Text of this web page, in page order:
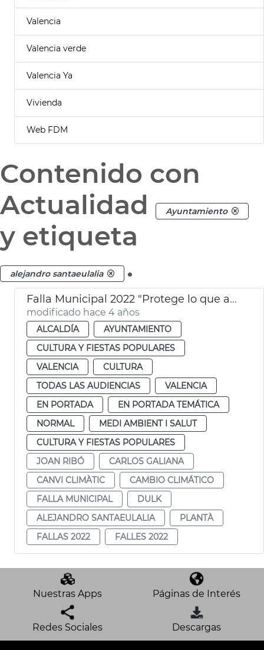
Valencia
Valencia verde
Valencia Ya
Vivienda
Web FDM
Contenido con
Actualidad
Ayuntamiento
y etiqueta
alejandro santaeulalia .
Falla Municipal 2022 "Protege lo que amas"
modificado hace 4 años
ALCALDÍA
AYUNTAMIENTO
CULTURA Y FIESTAS POPULARES
VALENCIA
CULTURA
TODAS LAS AUDIENCIAS
VALENCIA
EN PORTADA
EN PORTADA TEMÁTICA
NORMAL
MEDI AMBIENT I SALUT
CULTURA Y FIESTAS POPULARES
JOAN RIBÓ
CARLOS GALIANA
CANVI CLIMÀTIC
CAMBIO CLIMÁTICO
FALLA MUNICIPAL
DULK
ALEJANDRO SANTAEULALIA
PLANTÀ
FALLAS 2022
FALLES 2022
Nuestras Apps Páginas de Interés
Redes Sociales Descargas